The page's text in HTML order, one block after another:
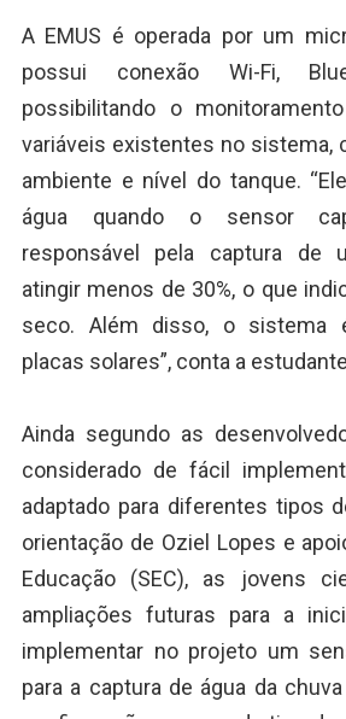
A EMUS é operada por um
possui conexão Wi-Fi,
possibilitando o
variáveis existentes no sistema,
ambiente e nível do tanque.
água quando o sensor
responsável pela captura de
atingir menos de 30%, o que
seco. Além disso, o sistema
placas solares”, conta a
Ainda segundo as
considerado de fácil
adaptado para diferentes tipos
orientação de Oziel Lopes e
Educação (SEC), as jovens
ampliações futuras para a
implementar no projeto um
para a captura de água da